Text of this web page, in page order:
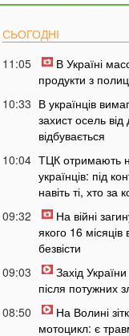
СЬОГОДНІ
11:05
В Україні
продукти з
10:33 В українців
захист осель
відбувається
10:04 ТЦК отримають
українців: під
навіть ті, хто за
09:32
На війні
якого 16
безвісти
09:03
Захід
після потужних
08:50
На Волині
мотоцикл: є